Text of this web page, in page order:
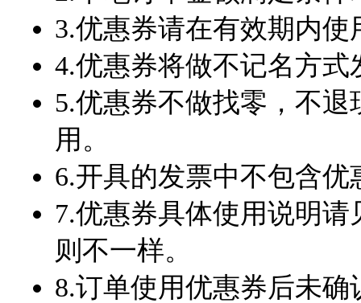
3.优惠券请在有效期内使
4.优惠券将做不记名方
5.优惠券不做找零，不
用。
6.开具的发票中不包含优
7.优惠券具体使用说明
则不一样。
8.订单使用优惠券后未